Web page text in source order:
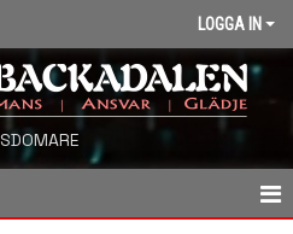
LOGGA IN